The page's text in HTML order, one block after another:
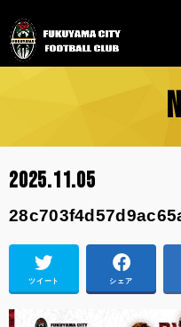
2025.11.05
ツイート シェア